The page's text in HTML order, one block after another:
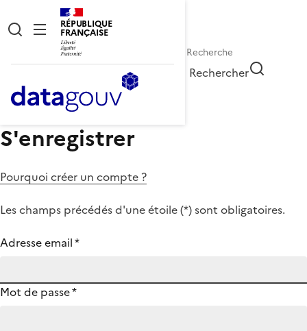
RÉPUBLIQUE
FRANÇAISE
Rechercher
S'enregistrer
Pourquoi créer un compte ?
Les champs précédés d'une étoile (*) sont obligatoires.
Adresse email*
Mot de passe*